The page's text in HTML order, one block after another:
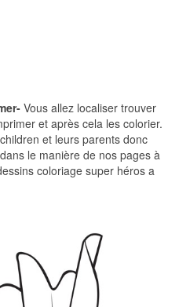
Vous allez localiser trouver
et après cela les colorier.
et leurs parents donc
le manière de nos pages à
coloriage super héros a